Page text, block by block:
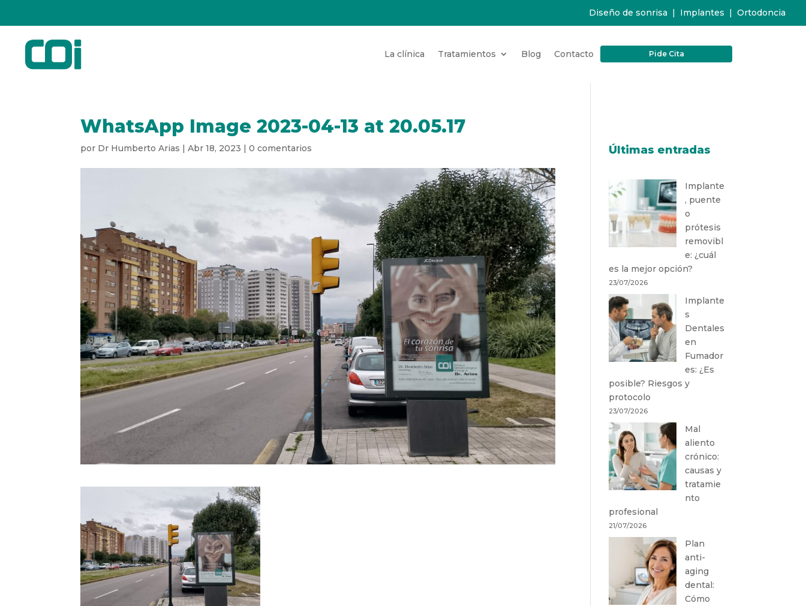
Diseño de sonrisa | Implantes |Ortodoncia
La clínica Tratamientos Blog Contacto Pide Cita
WhatsApp Image 2023-04-13 at 20.05.17
por Dr Humberto Arias |Abr 18, 2023 |0 comentarios Últimas entradas
Implante
, puente
o
prótesis
removibl
e: ¿cuál
es la mejor opción?
23/07/2026
Implante
s
Dentales
en
Fumador
es: ¿Es
posible? Riesgos y
protocolo
23/07/2026
Mal
aliento
crónico:
causas y
tratamie
nto
profesional
21/07/2026
Plan
anti-
aging
dental:
Cómo